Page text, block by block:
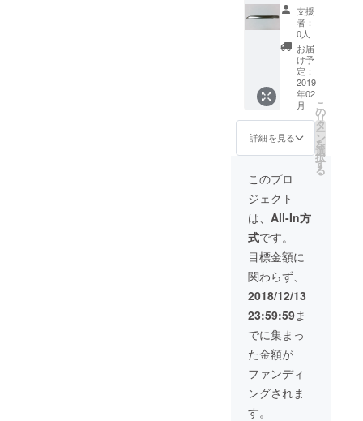
に使用
して欲
しい或
いはし
て欲し
くない
という
ことが
あれば
事前に
連絡願
ターン
品にも
付属す
る事が
ありま
すが、
これは
50枚の
内にカ
ウント
されま
せん。
A4サイ
ズのチ
ラシか
名刺
カード
(91×55
チュア
打刀
SKH57
相当(ハ
イス
鋼・高
速度鋼)
の完成
バイト
(鋼鉄や
ステン
レスを
削る工
具)を加
工して
造られ
たミニ
チュア
の打刀
です。
こちら
は刀身
のみと
なって
おりま
す。 鞘
や持ち
手のあ
る刀が
欲しい
のであ
支援
者：
0人
お届
け予
定：
2019
年02
月
詳細を見る
こ
の
リ
タ
ー
ン
を
選
択
す
る
このプロ
ジェクト
は、 All-In方
式です。
目標金額に
関わらず、
2018/12/13
23:59:59ま
でに集まっ
た金額が
ファンディ
ングされま
す。